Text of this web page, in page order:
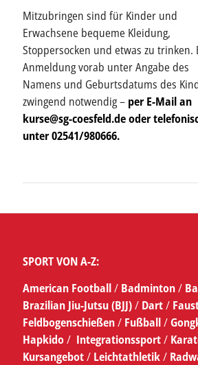
Mitzubringen sind für Kinder und
Erwachsene bequeme Kleidung,
Stoppersocken und etwas zu trinken.
Anmeldung vorab unter Angabe des
Namens und Geburtsdatums des
zwingend notwendig – per E-Mail an
kurse@sg-coesfeld.de oder
unter 02541/980666.
SPORT VON A-Z:
American Football/ Badminton/
Brazilian Jiu-Jutsu (BJJ)/ Dart/
Feldbogenschießen/ Fußball/
Hapkido/ Integrationssport/
Kursangebot/Leichtathletik/